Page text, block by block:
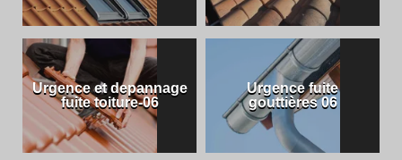
Urgence et depannage
fuite toiture-06
Urgence fuite
gouttières 06